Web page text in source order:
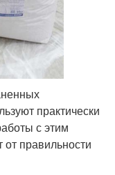
практически
с этим
правильности